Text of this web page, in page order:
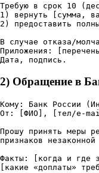
Требую в срок 10
1) вернуть [сумма,
2) предоставить
В случае отказа/
Приложения:
2) Обращение в
Кому: Банк России
От: [ФИО], [тел/e-
Прошу принять меры
признаков
Факты: [когда и где
[какие «доплаты»